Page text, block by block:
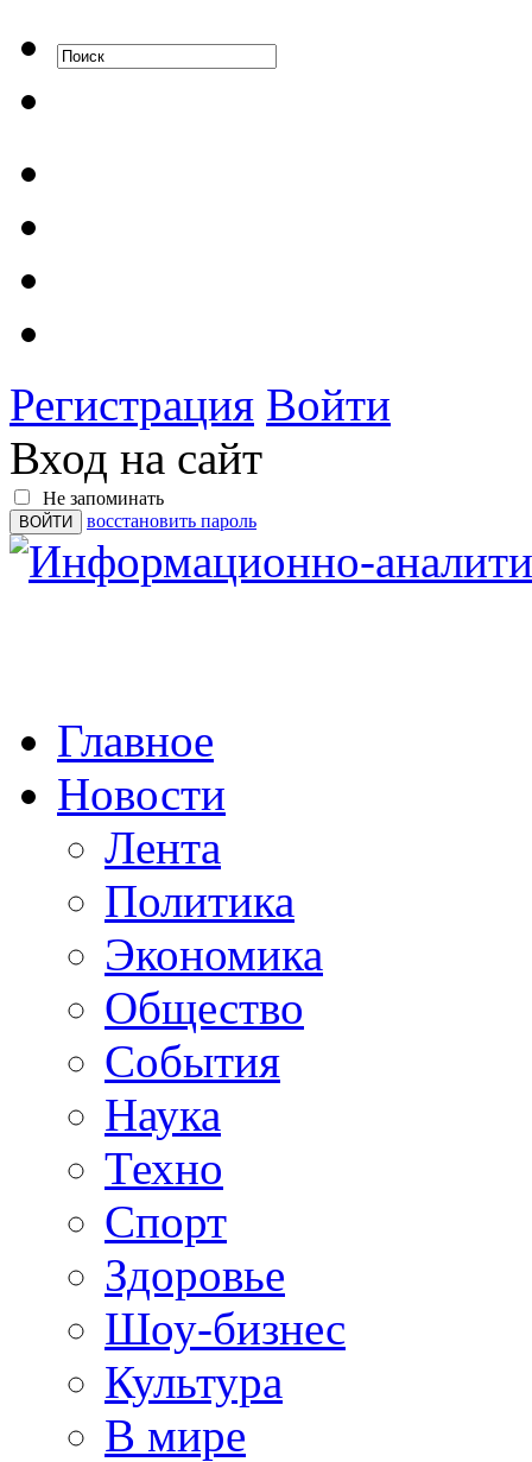
Регистрация Войти
Вход на сайт
Не запоминать
восстановить пароль
Главное
Новости
Лента
Политика
Экономика
Общество
События
Наука
Техно
Спорт
Здоровье
Шоу-бизнес
Культура
В мире